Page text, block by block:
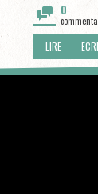
0
LIRE